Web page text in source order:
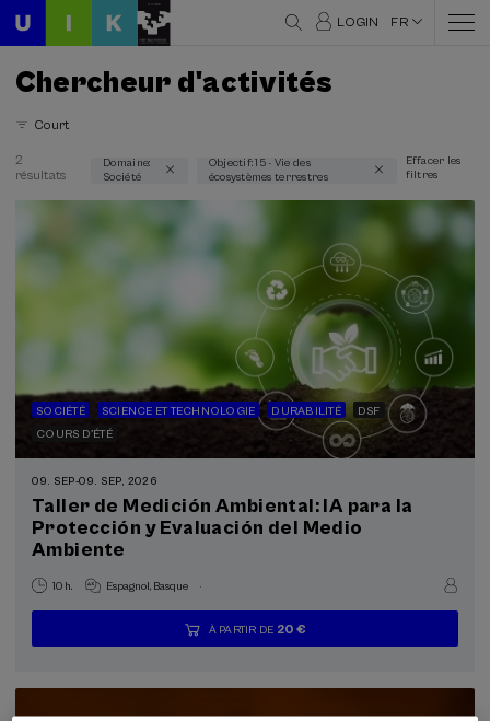
LOGIN FR
Chercheur d'activités
Court
Domaines thématiques
Cours en ligne en direct (1)
Type d'activité
DSF (2)
Programmes spéciaux
Cursos para Tod@s (1)
Objectifs de développement durable
2
résultats
Domaine:
Société
Objectif: 15 - Vie des
écosystèmes terrestres
Effacer les
filtres
SOCIÉTÉ SCIENCE ET TECHNOLOGIE DURABILITÉ
DSF
COURS D'ÉTÉ
09. SEP-09. SEP, 2026
Taller de Medición Ambiental: IA para la
Protección y Evaluación del Medio
Ambiente
10 h. Espagnol Basque .
...
À PARTIR DE 20 €
Dernières
places
Gratuit
Date
passée
Liste
d'attente
Période
d'inscription